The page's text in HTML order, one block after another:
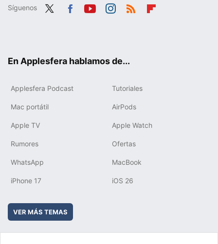
Síguenos
En Applesfera hablamos de...
Applesfera Podcast Tutoriales
Mac portátil AirPods
Apple TV Apple Watch
Rumores Ofertas
WhatsApp MacBook
iPhone 17 iOS 26
VER MÁS TEMAS